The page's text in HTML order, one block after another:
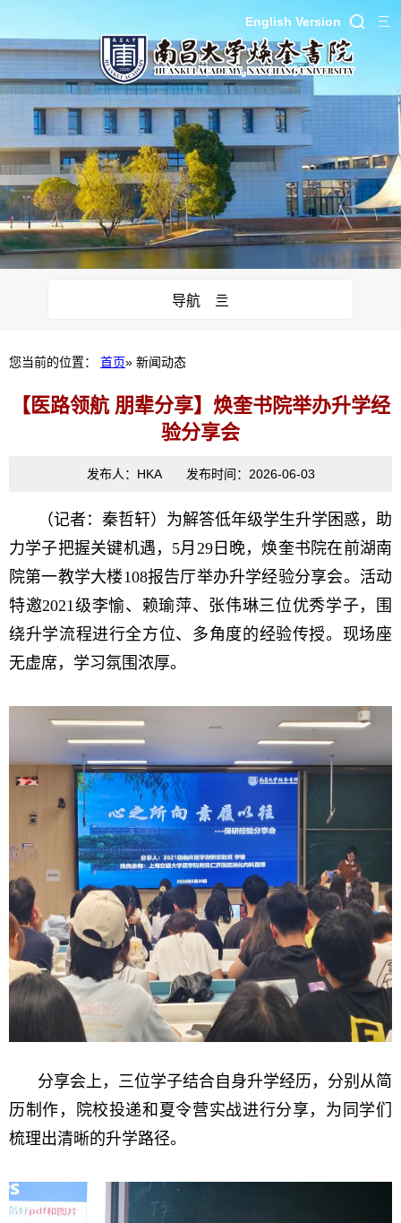
English Version
导航 亖
您当前的位置： 首页» 新闻动态
【医路领航 朋辈分享】焕奎书院举办升学经
验分享会
发布人：HKA 发布时间：2026-06-03
（记者：秦哲轩）为解答低年级学生升学困惑，助
力学子把握关键机遇，5月29日晚，焕奎书院在前湖南
院第一教学大楼108报告厅举办升学经验分享会。活动
特邀2021级李愉、赖瑜萍、张伟琳三位优秀学子，围
绕升学流程进行全方位、多角度的经验传授。现场座
无虚席，学习氛围浓厚。
分享会上，三位学子结合自身升学经历，分别从简
历制作，院校投递和夏令营实战进行分享，为同学们
梳理出清晰的升学路径。